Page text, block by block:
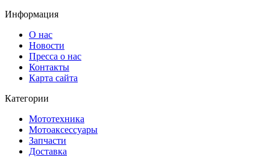
Информация
О нас
Новости
Пресса о нас
Контакты
Карта сайта
Категории
Мототехника
Мотоаксессуары
Запчасти
Доставка